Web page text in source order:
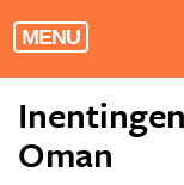
MENU
Oman